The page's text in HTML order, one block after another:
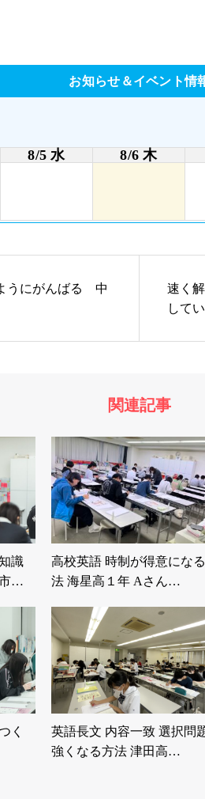
お知らせ＆イベント情
8/5 水 8/6 木
うにがんばる 中
速く
して
関連記事
識
…
高校英語 時制が得意にな
法 海星高１年 Aさん…
く
英語長文 内容一致 選択問
強くなる方法 津田高…